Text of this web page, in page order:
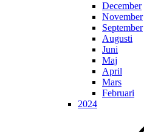
December
November
September
Augusti
Juni
Maj
April
Mars
Februari
2024